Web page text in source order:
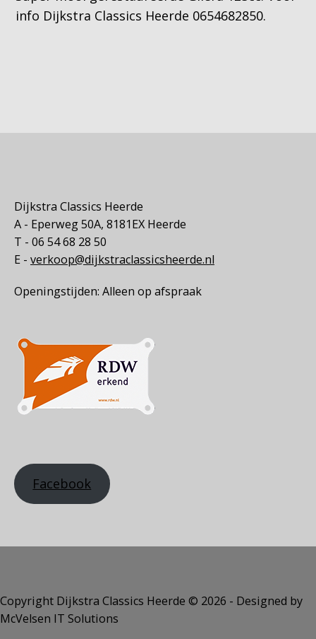
info Dijkstra Classics Heerde 0654682850.
Dijkstra Classics Heerde
A - Eperweg 50A, 8181EX Heerde
T - 06 54 68 28 50
E - verkoop@dijkstraclassicsheerde.nl
Openingstijden: Alleen op afspraak
Facebook
Copyright Dijkstra Classics Heerde ©️ 2026 - Designed by
McVelsen IT Solutions